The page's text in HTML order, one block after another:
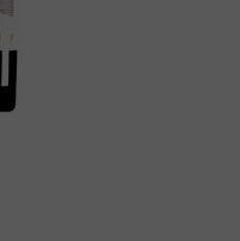
solo